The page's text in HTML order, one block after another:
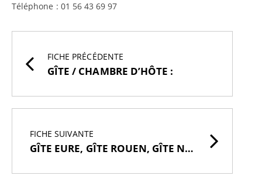
Téléphone : 01 56 43 69 97
FICHE PRÉCÉDENTE
GÎTE / CHAMBRE D’HÔTE :
FICHE SUIVANTE
GÎTE EURE, GÎTE ROUEN, GÎTE NORMANDIE :